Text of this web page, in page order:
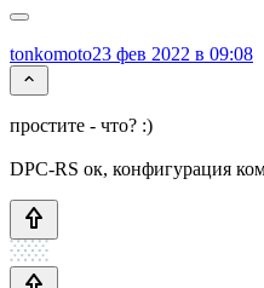
tonkomoto23 фев 2022 в 09:08
простите - что? :)
DPC-RS ок, конфигурация